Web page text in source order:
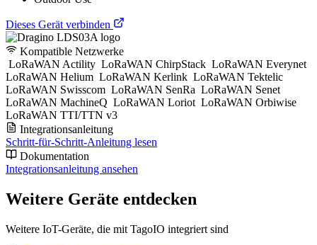
Dieses Gerät verbinden
Kompatible Netzwerke
LoRaWAN Actility LoRaWAN ChirpStack LoRaWAN Everynet
LoRaWAN Helium LoRaWAN Kerlink LoRaWAN Tektelic
LoRaWAN Swisscom LoRaWAN SenRa LoRaWAN Senet
LoRaWAN MachineQ LoRaWAN Loriot LoRaWAN Orbiwise
LoRaWAN TTI/TTN v3
Integrationsanleitung
Schritt-für-Schritt-Anleitung lesen
Dokumentation
Integrationsanleitung ansehen
Weitere Geräte entdecken
Weitere IoT-Geräte, die mit TagoIO integriert sind